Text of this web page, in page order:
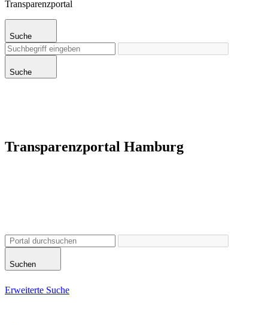
Transparenzportal
Suche
Suche
Transparenzportal Hamburg
Suchen
Erweiterte Suche